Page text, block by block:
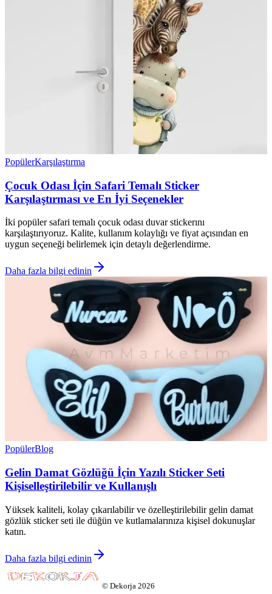
PopülerKarşılaştırma
Çocuk Odası İçin Safari Temalı Sticker
Karşılaştırması ve En İyi Seçenekler
İki popüler safari temalı çocuk odası duvar stickerını
karşılaştırıyoruz. Kalite, kullanım kolaylığı ve fiyat açısından en
uygun seçeneği belirlemek için detaylı değerlendirme.
Daha fazla bilgi edinin
PopülerBlog
Gelin Damat Gözlüğü İçin Yazılı Sticker Seti
Kişiselleştirilebilir ve Kullanışlı
Yüksek kaliteli, kolay çıkarılabilir ve özelleştirilebilir gelin damat
gözlük sticker seti ile düğün ve kutlamalarınıza kişisel dokunuşlar
katın.
Daha fazla bilgi edinin
© Dekorja 2026